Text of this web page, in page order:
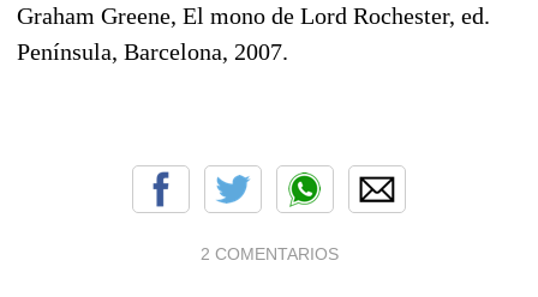
Graham Greene, El mono de Lord Rochester, ed.
Península, Barcelona, 2007.
2 COMENTARIOS